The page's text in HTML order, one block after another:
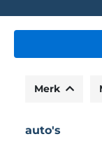
Merk
auto's